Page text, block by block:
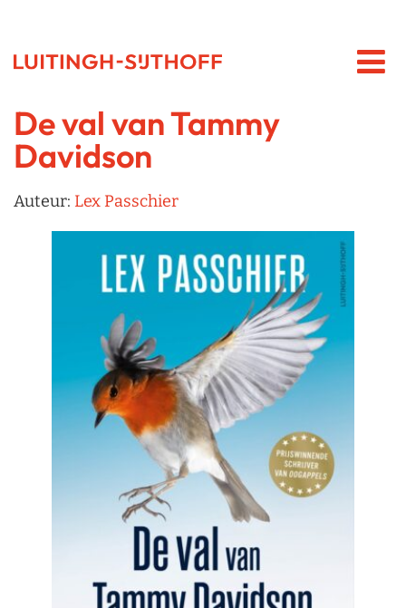
De val van Tammy
Davidson
Auteur: Lex Passchier